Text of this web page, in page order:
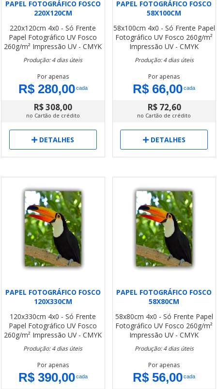
PAPEL FOTOGRÁFICO FOSCO
220X120CM
220x120cm 4x0 - Só Frente
Papel Fotográfico UV Fosco
260g/m² Impressão UV - CMYK
Produção: 4 dias úteis
Por apenas
R$ 280,00cada
R$ 308,00
no Cartão de crédito
DETALHES
PAPEL FOTOGRÁFICO FOSCO
58X100CM
58x100cm 4x0 - Só Frente Papel
Fotográfico UV Fosco 260g/m²
Impressão UV - CMYK
Produção: 4 dias úteis
Por apenas
R$ 66,00cada
R$ 72,60
no Cartão de crédito
DETALHES
PAPEL FOTOGRÁFICO FOSCO
120X330CM
120x330cm 4x0 - Só Frente
Papel Fotográfico UV Fosco
260g/m² Impressão UV - CMYK
Produção: 4 dias úteis
Por apenas
R$ 390,00cada
PAPEL FOTOGRÁFICO FOSCO
58X80CM
58x80cm 4x0 - Só Frente Papel
Fotográfico UV Fosco 260g/m²
Impressão UV - CMYK
Produção: 4 dias úteis
Por apenas
R$ 56,00cada